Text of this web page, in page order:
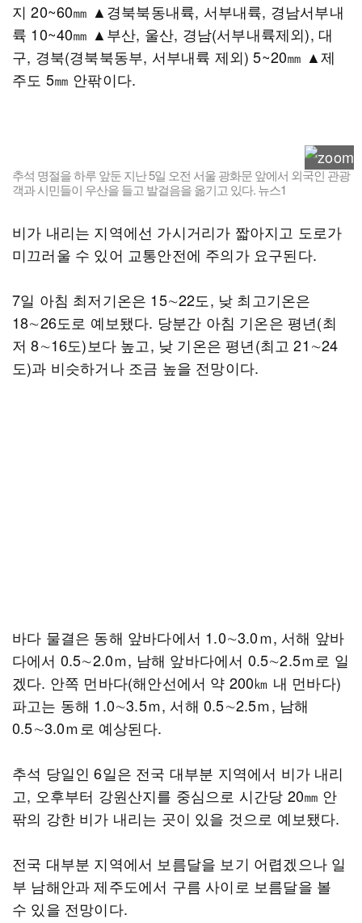
지 20~60㎜ ▲경북북동내륙, 서부내륙, 경남서부내
륙 10~40㎜ ▲부산, 울산, 경남(서부내륙제외), 대
구, 경북(경북북동부, 서부내륙 제외) 5~20㎜ ▲제
주도 5㎜ 안팎이다.
추석 명절을 하루 앞둔 지난 5일 오전 서울 광화문 앞에서 외국인 관광
객과 시민들이 우산을 들고 발걸음을 옮기고 있다. 뉴스1
비가 내리는 지역에선 가시거리가 짧아지고 도로가
미끄러울 수 있어 교통안전에 주의가 요구된다.
7일 아침 최저기온은 15∼22도, 낮 최고기온은
18∼26도로 예보됐다. 당분간 아침 기온은 평년(최
저 8∼16도)보다 높고, 낮 기온은 평년(최고 21∼24
도)과 비슷하거나 조금 높을 전망이다.
바다 물결은 동해 앞바다에서 1.0∼3.0ｍ, 서해 앞바
다에서 0.5∼2.0ｍ, 남해 앞바다에서 0.5∼2.5ｍ로 일
겠다. 안쪽 먼바다(해안선에서 약 200㎞ 내 먼바다)
파고는 동해 1.0∼3.5ｍ, 서해 0.5∼2.5ｍ, 남해
0.5∼3.0ｍ로 예상된다.
추석 당일인 6일은 전국 대부분 지역에서 비가 내리
고, 오후부터 강원산지를 중심으로 시간당 20㎜ 안
팎의 강한 비가 내리는 곳이 있을 것으로 예보됐다.
전국 대부분 지역에서 보름달을 보기 어렵겠으나 일
부 남해안과 제주도에서 구름 사이로 보름달을 볼
수 있을 전망이다.